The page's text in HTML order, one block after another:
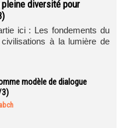
pleine diversité pour
ici : Les fondements du
à la lumière de
modèle de dialogue
3)